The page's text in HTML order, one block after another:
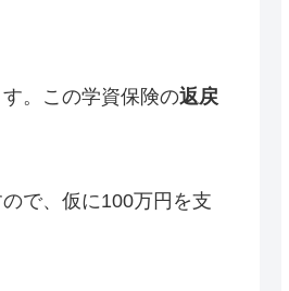
す。この学資保険の返戻
で、仮に100万円を支